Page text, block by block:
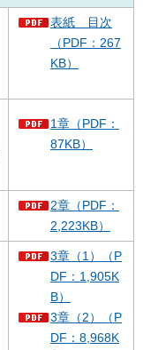
表紙 目次
（PDF：267
KB）
1章（PDF：
87KB）
2章（PDF：
2,223KB）
3章（1）（P
DF：1,905K
B）
3章（2）（P
DF：8,968K